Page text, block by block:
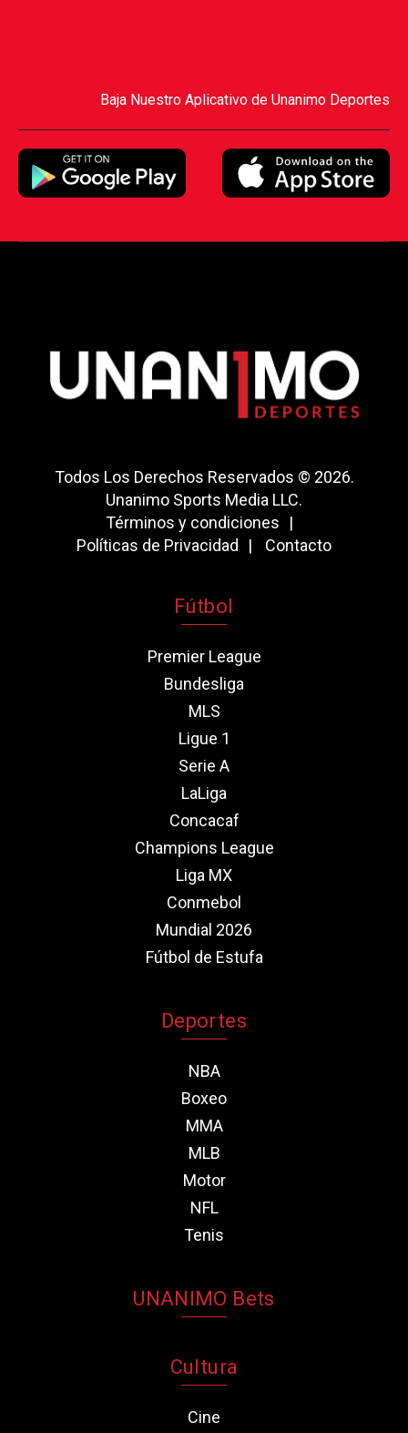
Baja Nuestro Aplicativo de Unanimo Deportes
Todos Los Derechos Reservados © 2026.
Unanimo Sports Media LLC.
Términos y condiciones
Políticas de Privacidad
Contacto
Fútbol
Premier League
Bundesliga
MLS
Ligue 1
Serie A
LaLiga
Concacaf
Champions League
Liga MX
Conmebol
Mundial 2026
Fútbol de Estufa
Deportes
NBA
Boxeo
MMA
MLB
Motor
NFL
Tenis
UNANIMO Bets
Cultura
Cine